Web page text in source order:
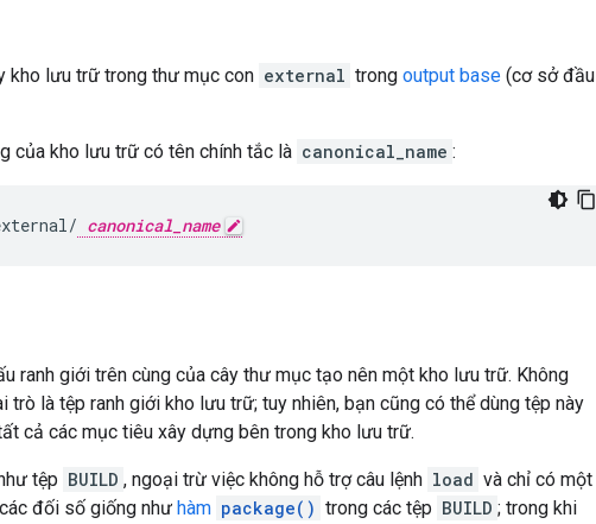
kho lưu trữ trong thư mục con external trong output base (cơ sở đầu
của kho lưu trữ có tên chính tắc là canonical_name :
canonical_name
ranh giới trên cùng của cây thư mục tạo nên một kho lưu trữ. Không
là tệp ranh giới kho lưu trữ; tuy nhiên, bạn cũng có thể dùng tệp này
cả các mục tiêu xây dựng bên trong kho lưu trữ.
tệp BUILD , ngoại trừ việc không hỗ trợ câu lệnh load và chỉ có một
đối số giống như hàm package() trong các tệp BUILD ; trong khi